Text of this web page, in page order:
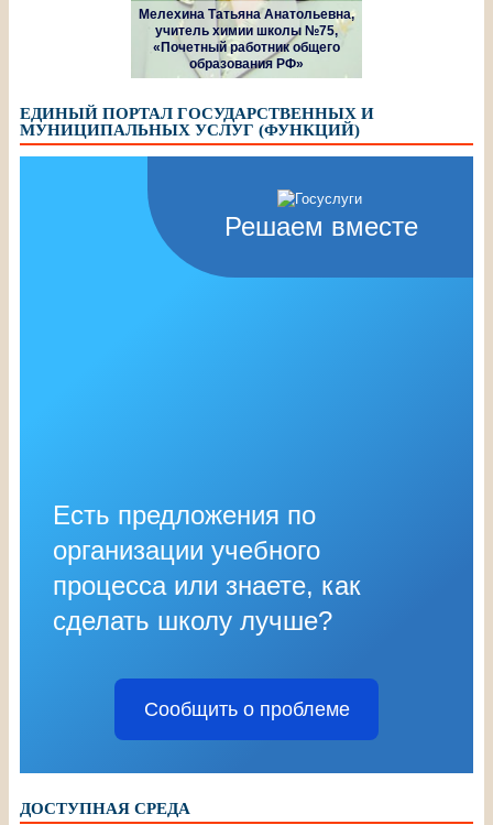
Мелехина Татьяна Анатольевна,
учитель химии школы №75,
«Почетный работник общего
образования РФ»
ЕДИНЫЙ ПОРТАЛ ГОСУДАРСТВЕННЫХ И
МУНИЦИПАЛЬНЫХ УСЛУГ (ФУНКЦИЙ)
Решаем вместе
Есть предложения по
организации учебного
процесса или знаете, как
сделать школу лучше?
Сообщить о проблеме
ДОСТУПНАЯ СРЕДА